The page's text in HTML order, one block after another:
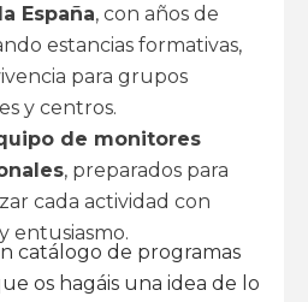
España, con años de
estancias formativas,
para grupos
y centros.
de monitores
, preparados para
cada actividad con
entusiasmo.
catálogo de programas
os hagáis una idea de lo